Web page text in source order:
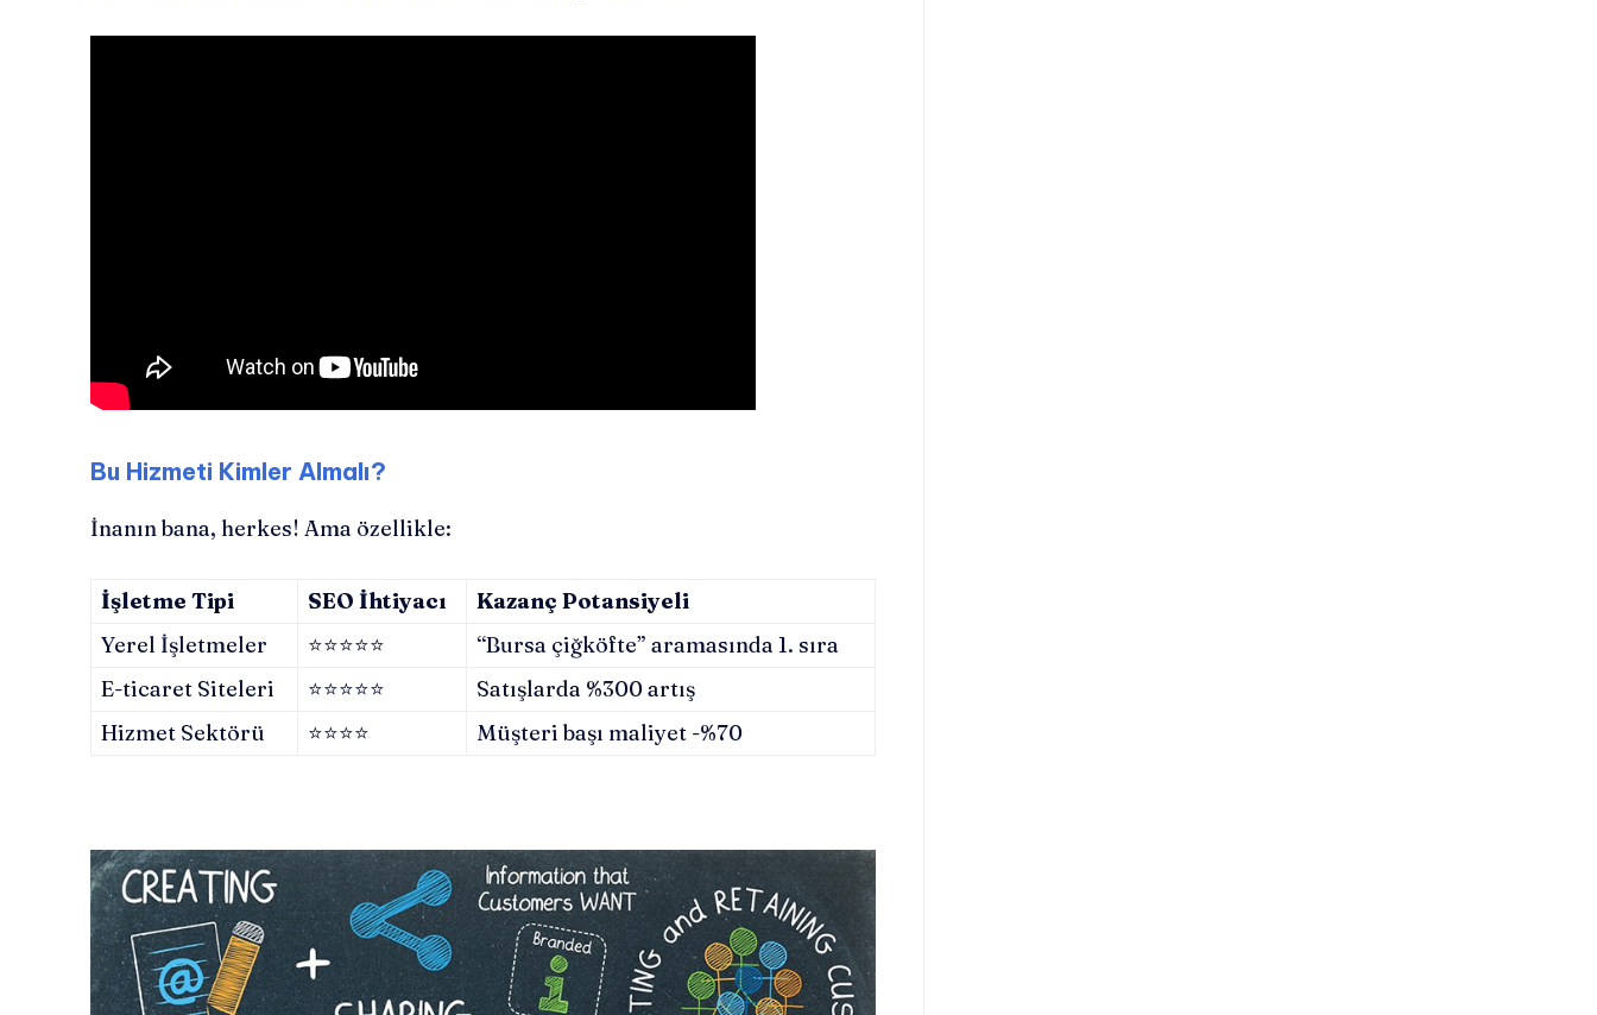
Bu Hizmeti Kimler Almalı?
İnanın bana, herkes! Ama özellikle:
İşletme Tipi SEO İhtiyacı
Kazanç Potansiyeli
Yerel İşletmeler
⭐️⭐️⭐️⭐️⭐️
“Bursa çiğköfte” aramasında 1. sıra
E-ticaret Siteleri
⭐️⭐️⭐️⭐️⭐️
Satışlarda %300 artış
Hizmet Sektörü
⭐️⭐️⭐️⭐️ Müşteri başı maliyet -%70